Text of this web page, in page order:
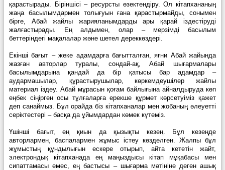
қарастырады. Біріншісі – ресурсты өзектендіру. Ол кітапхананың
жаңа басылымдармен толығуын ғана қарастырмайды, сонымен
бірге, Абай жайлы жарияланымдарды ары қарай іздестіруді
жалғастырады. Ең алдымен, олар – мерзімді басылым
беттеріндегі мақалалар және шетел дереккөздері.
Екінші бағыт – жеке адамдарға бағытталған, яғни Абай жайында
жазған авторлар туралы, сондай-ақ, Абай шығармалары
басылымдарына қандай да бір қатысы бар адамдар –
аудармашылар, құрастырушылар, көркемдеушілер жайлы
материал іздеу. Абай мұрасын қоғам байлығына айналдыруда көп
еңбек сіңірген осы тұлғаларға ерекше құрмет көрсетуіміз қажет
деп санаймыз. Бұл орайда біз кітапханалар мен жобаның әлеуетті
серіктестері – басқа да ұйымдардан көмек күтеміз.
Үшінші бағыт, ең қиын да қызықты кезең. Бұл кезеңде
авторлармен, баспалармен жұмыс істеу көзделген. Жалпы бұл
жұмыстың құндылығын ескере отырып, айта кететін жайт,
электрондық кітапханада ең маңыздысы кітап мұқабасы мен
сипаттамасы емес, ең бастысы – шығарма мәтініне деген ашық